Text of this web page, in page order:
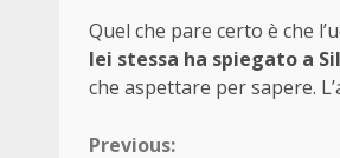
Quel che pare certo è che
lei stessa ha spiegato a
che aspettare per sapere.
Previous: